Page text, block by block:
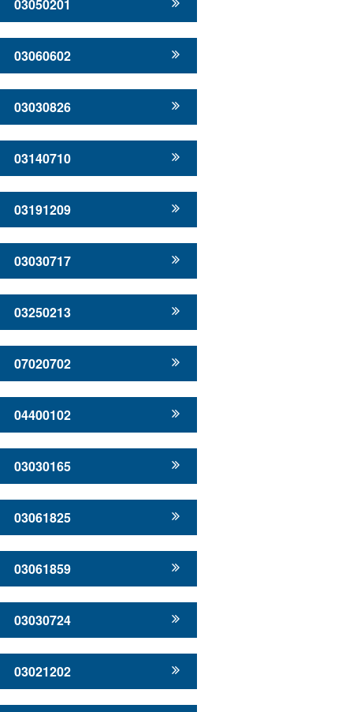
03050201
03060602
03030826
03140710
03191209
03030717
03250213
07020702
04400102
03030165
03061825
03061859
03030724
03021202